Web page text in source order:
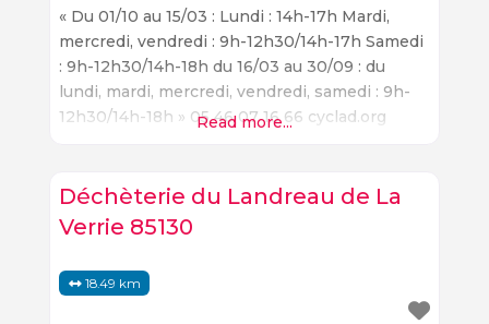
« Du 01/10 au 15/03 : Lundi : 14h-17h Mardi,
mercredi, vendredi : 9h-12h30/14h-17h Samedi
: 9h-12h30/14h-18h du 16/03 au 30/09 : du
lundi, mardi, mercredi, vendredi, samedi : 9h-
12h30/14h-18h » 05 46 07 16 66 cyclad.org
Longèves est une ville à découvrir. Elle offre
une variété de lieux à
Read more...
Déchèterie du Landreau de La
Verrie 85130
18.49 km